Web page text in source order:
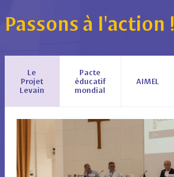
Passons à l'action !
Le
Projet
Levain
Pacte
éducatif
mondial
AIMEL